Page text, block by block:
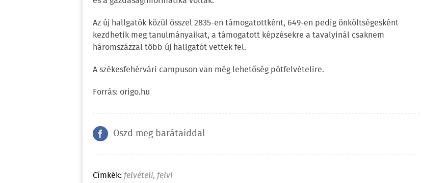
Az új hallgatók közül ősszel 2835-en támogatottként, 649-en pedig önköltségesként
kezdhetik meg tanulmányaikat, a támogatott képzésekre a tavalyinál csaknem
háromszázzal több új hallgatót vettek fel.
A székesfehérvári campuson van még lehetőség pótfelvételire.
Forrás: origo.hu
Oszd meg barátaiddal
Címkék: felvételi,felvi